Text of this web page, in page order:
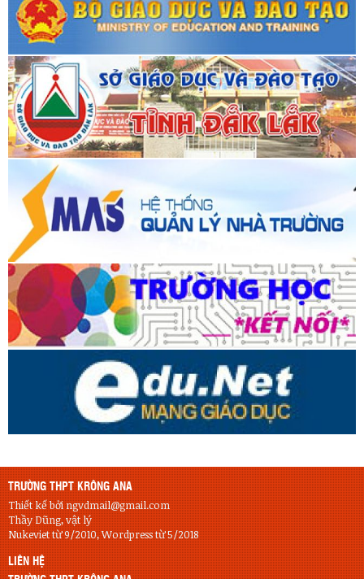
TRƯỜNG THPT KRÔNG ANA
Thiết kế bởi ngvdmail@gmail.com
Thầy Dũng, vật lý
Nukeviet từ 9/2010, Wordpress từ 5/2018
LIÊN HỆ